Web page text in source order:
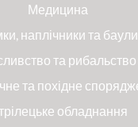
Медицина
наплічники та баули
та рибальство
та похідне
обладнання